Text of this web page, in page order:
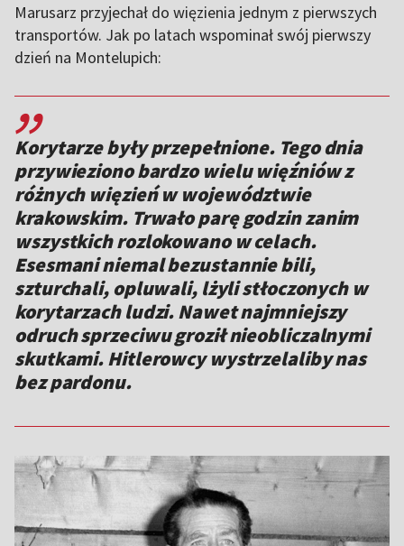
Marusarz przyjechał do więzienia jednym z pierwszych
transportów. Jak po latach wspominał swój pierwszy
dzień na Montelupich:
,,
Korytarze były przepełnione. Tego dnia
przywieziono bardzo wielu więźniów z
różnych więzień w województwie
krakowskim. Trwało parę godzin zanim
wszystkich rozlokowano w celach.
Esesmani niemal bezustannie bili,
szturchali, opluwali, lżyli stłoczonych w
korytarzach ludzi. Nawet najmniejszy
odruch sprzeciwu groził nieobliczalnymi
skutkami. Hitlerowcy wystrzelaliby nas
bez pardonu.